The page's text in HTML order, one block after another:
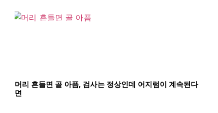
머리 흔들면 골 아픔, 검사는 정상인데 어지럼이 계속된다
면